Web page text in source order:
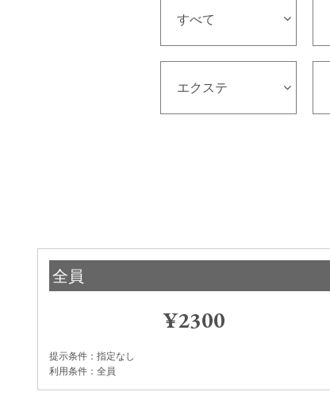
すべて
エクステ
全員
¥2300
提示条件
指定なし
利用条件
全員